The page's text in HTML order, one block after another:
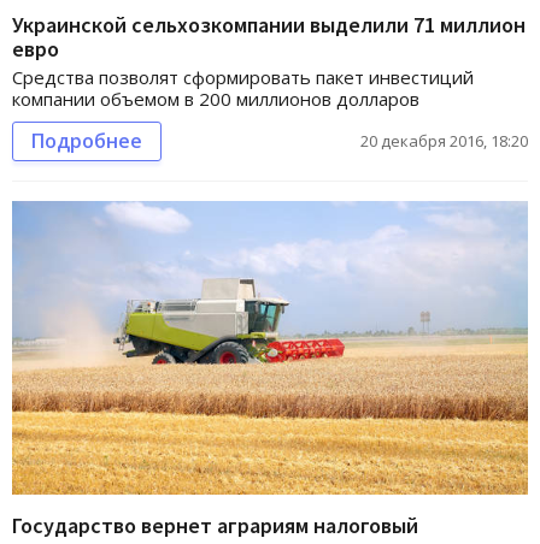
Украинской сельхозкомпании выделили 71 миллион
евро
Средства позволят сформировать пакет инвестиций
компании объемом в 200 миллионов долларов
Подробнее 20 декабря 2016, 18:20
Государство вернет аграриям налоговый